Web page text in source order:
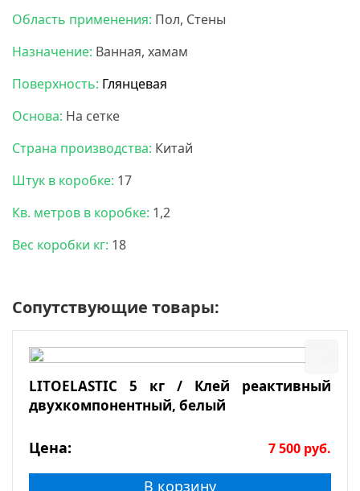
Область применения: Пол, Стены
Назначение: Ванная, хамам
Поверхность: Глянцевая
Основа: На сетке
Страна производства: Китай
Штук в коробке: 17
Кв. метров в коробке: 1,2
Вес коробки кг: 18
Сопутствующие товары:
LITOELASTIC 5 кг / Клей реактивный
двухкомпонентный, белый
Цена: 7 500 руб.
В корзину